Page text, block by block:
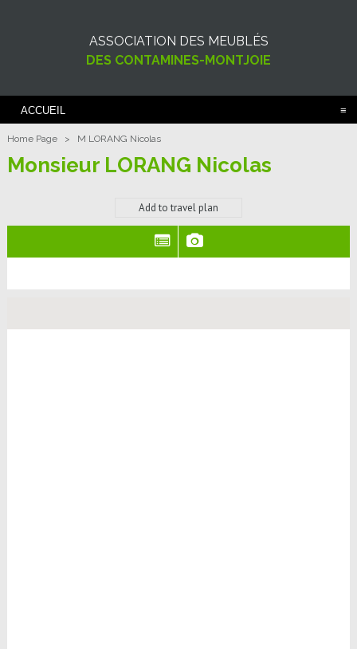
ASSOCIATION DES MEUBLÉS
DES CONTAMINES-MONTJOIE
ACCUEIL
Home Page > M LORANG Nicolas
Monsieur LORANG Nicolas
Add to travel plan